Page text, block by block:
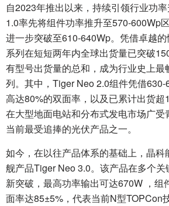
自2023年推出以来，持续引领行业功
1.0率先将组件功率推升至570-600Wp
进一步突破至610-640Wp。凭借卓越
系列在短短两年内全球出货量已突破
有型号出货量的总和，成为行业史上最
列。其中，Tiger Neo 2.0组件凭借630-
高达80%的双面率，以及已累计出货超
在大型地面电站和分布式发电市场广受
当前最受追捧的光伏产品之一。
如今，在以往产品体系的基础上，晶
舰产品Tiger Neo 3.0。该产品在多个
新突破，最高功率输出可达670W ，组
面率达85±5%，代表当前N型TOPCon